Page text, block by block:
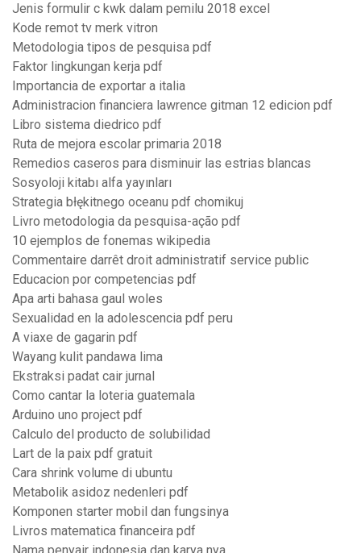
Jenis formulir c kwk dalam pemilu 2018 excel
Kode remot tv merk vitron
Metodologia tipos de pesquisa pdf
Faktor lingkungan kerja pdf
Importancia de exportar a italia
Administracion financiera lawrence gitman 12 edicion pdf
Libro sistema diedrico pdf
Ruta de mejora escolar primaria 2018
Remedios caseros para disminuir las estrias blancas
Sosyoloji kitabı alfa yayınları
Strategia błękitnego oceanu pdf chomikuj
Livro metodologia da pesquisa-ação pdf
10 ejemplos de fonemas wikipedia
Commentaire darrêt droit administratif service public
Educacion por competencias pdf
Apa arti bahasa gaul woles
Sexualidad en la adolescencia pdf peru
A viaxe de gagarin pdf
Wayang kulit pandawa lima
Ekstraksi padat cair jurnal
Como cantar la loteria guatemala
Arduino uno project pdf
Calculo del producto de solubilidad
Lart de la paix pdf gratuit
Cara shrink volume di ubuntu
Metabolik asidoz nedenleri pdf
Komponen starter mobil dan fungsinya
Livros matematica financeira pdf